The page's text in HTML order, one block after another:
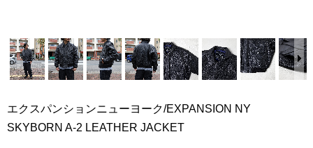
エクスパンションニューヨーク/EXPANSION NY
SKYBORN A-2 LEATHER JACKET